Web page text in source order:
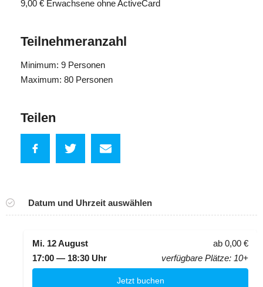
9,00 € Erwachsene ohne ActiveCard
Teilnehmeranzahl
Minimum: 9 Personen
Maximum: 80 Personen
Teilen